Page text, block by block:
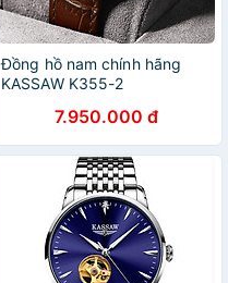
Đồng hồ nam chính hãng
KASSAW K355-2
7.950.000 đ